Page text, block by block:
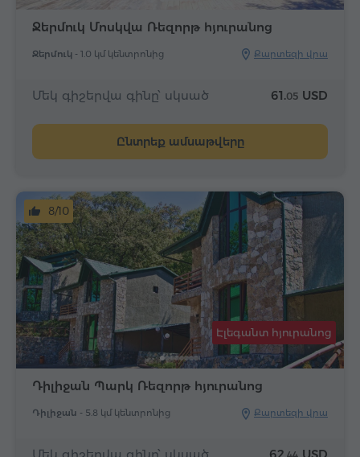
Ջերմուկ Մոսկվա Ռեզորթ հյուրանոց
Ջերմուկ - 1.0 կմ կենտրոնից Քարտեզի վրա
Մեկ գիշերվա գինը՝ սկսած 61.05 USD
Ընտրեք ամսաթվերը
Դիլիջան Պարկ Ռեզորթ հյուրանոց
Դիլիջան - 5.8 կմ կենտրոնից Քարտեզի վրա
Էլեգանտ հյուրանոց
8/10